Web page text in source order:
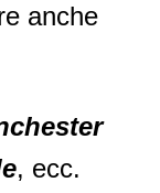
anche
, ecc.